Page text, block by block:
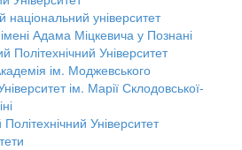
національний університет
Адама Міцкевича у Познані
Політехнічний Університет
ім. Моджевського
ім. Марії Склодовської-
Університет